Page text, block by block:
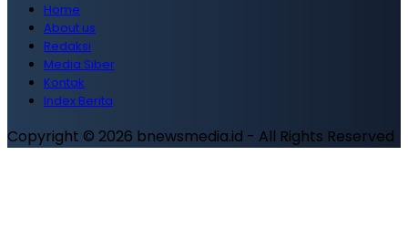
Home
About us
Redaksi
Media Siber
Kontak
Index Berita
Copyright © 2026 bnewsmedia.id - All Rights Reserved